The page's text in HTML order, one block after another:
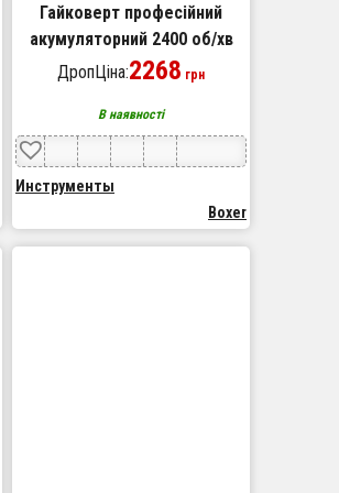
Гайковерт професійний
акумуляторний 2400 об/хв
Boxer SR-023 для
ДропЦіна:2268 грн
В наявності
Инструменты
Boxer